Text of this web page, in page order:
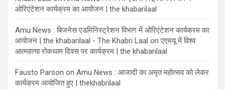
ईजी वे टू एंटरप्रेन्योरशिप पर इंटरएक्टिव सत्र आयोजित
अलीगढ़ मुस्लिम विश्वविद्यालय के बिजनेस एडमिनिस्ट्रेशन विभाग के फ्रैंक
एंड डेबी इस्लाम एंटरप्रेन्योरशिप इनक्यूबेशन सेंटर द्वारा डॉ मोहम्मद जुबैर
अहमद, सीईओ, इंटीग्रेशन फेसिलिटेशन सर्विसेज, बरेली के साथ ‘ईजी वे टू
एंटरप्रेन्योरशिप’ पर एक इंटरैक्टिव सत्र का आयोजन किया गया। इस सत्र
ने हाल के दिनों में भारत सरकार द्वारा की गई रणनीतिक पहलों द्वारा आकार में
तेजी से बढ़ते स्टार्ट-अप पारिस्थितिकी तंत्र में सफल उद्यमी बनने के बारे में